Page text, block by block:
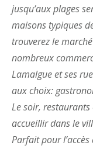
jusqu’aux plages
maisons typiques
trouverez le
nombreux
Lamalgue et ses
aux choix:
Le soir,
accueillir dans le
Parfait pour